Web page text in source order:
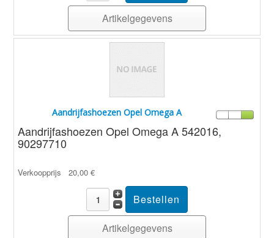
Artikelgegevens
Aandrijfashoezen Opel Omega A
Aandrijfashoezen Opel Omega A 542016,
90297710
Verkoopprijs 20,00 €
Artikelgegevens